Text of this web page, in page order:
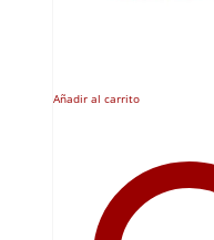
Añadir al carrito